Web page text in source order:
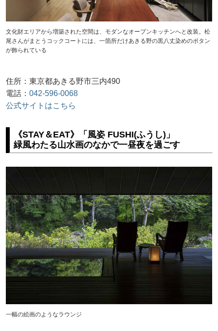
文化財エリアから増築された空間は、モダンなオープンキッチンへと改装。松
尾さんがまとうコックコートには、一箇所だけあきる野の黒八丈染めのボタン
が飾られている
住所：東京都あきる野市三内490
電話：042-596-0068
公式サイトはこちら
《STAY＆EAT》「風姿 FUSHI(ふうし)」
緑風わたる山水画のなかで一昼夜を過ごす
一幅の絵画のようなラウンジ